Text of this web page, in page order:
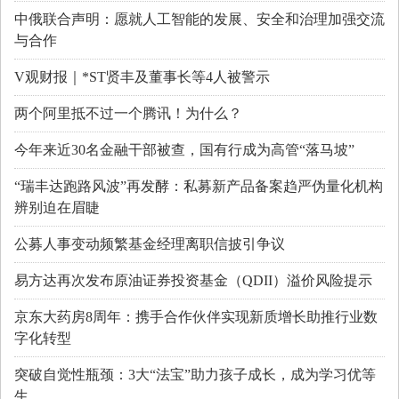
中俄联合声明：愿就人工智能的发展、安全和治理加强交流
与合作
V观财报｜*ST贤丰及董事长等4人被警示
两个阿里抵不过一个腾讯！为什么？
今年来近30名金融干部被查，国有行成为高管“落马坡”
“瑞丰达跑路风波”再发酵：私募新产品备案趋严伪量化机构
辨别迫在眉睫
公募人事变动频繁基金经理离职信披引争议
易方达再次发布原油证券投资基金（QDII）溢价风险提示
京东大药房8周年：携手合作伙伴实现新质增长助推行业数
字化转型
突破自觉性瓶颈：3大“法宝”助力孩子成长，成为学习优等
生